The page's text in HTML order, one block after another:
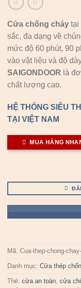
Cửa chống cháy tại
sắc, đa dạng về
mức độ 60 phút, 90
vào vật liệu và độ
SAIGONDOOR là
chất lượng cao.
HỆ THỐNG SIÊU
TẠI VIỆT NAM
MUA HÀNG
Mã: Cua-thep-chong-
Danh mục: Cửa thép
Thẻ: cửa an toàn, cửa